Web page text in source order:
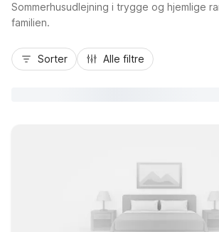
Sommerhusudlejning i trygge og hjemlige
familien.
Sorter Alle filtre